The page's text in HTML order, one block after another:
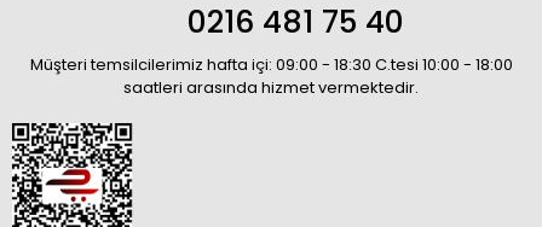
0216 481 75 40
Müşteri temsilcilerimiz hafta içi: 09:00 - 18:30 C.tesi 10:00 - 18:00
saatleri arasında hizmet vermektedir.